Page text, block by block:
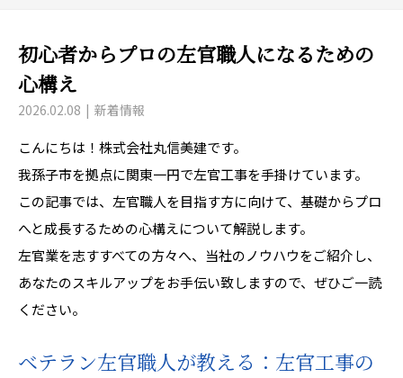
初心者からプロの左官職人になるための
心構え
2026.02.08 新着情報
こんにちは！株式会社丸信美建です。
我孫子市を拠点に関東一円で左官工事を手掛けています。
この記事では、左官職人を目指す方に向けて、基礎からプロ
へと成長するための心構えについて解説します。
左官業を志すすべての方々へ、当社のノウハウをご紹介し、
あなたのスキルアップをお手伝い致しますので、ぜひご一読
ください。
ベテラン左官職人が教える：左官工事の